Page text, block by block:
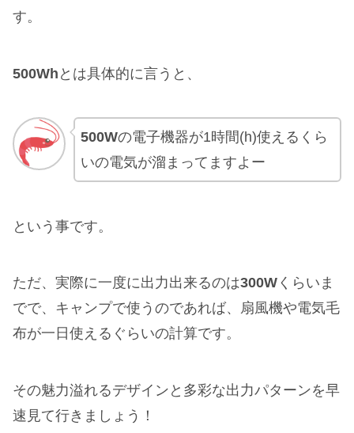
す。
500Wh とは具体的に言うと、
500Wの電子機器が1時間(h)使えるくら
いの電気が溜まってますよー
という事です。
ただ、実際に一度に出力出来るのは300W くらいま
でで、キャンプで使うのであれば、扇風機や電気毛
布が一日使えるぐらいの計算です。
その魅力溢れるデザインと多彩な出力パターンを早
速見て行きましょう！